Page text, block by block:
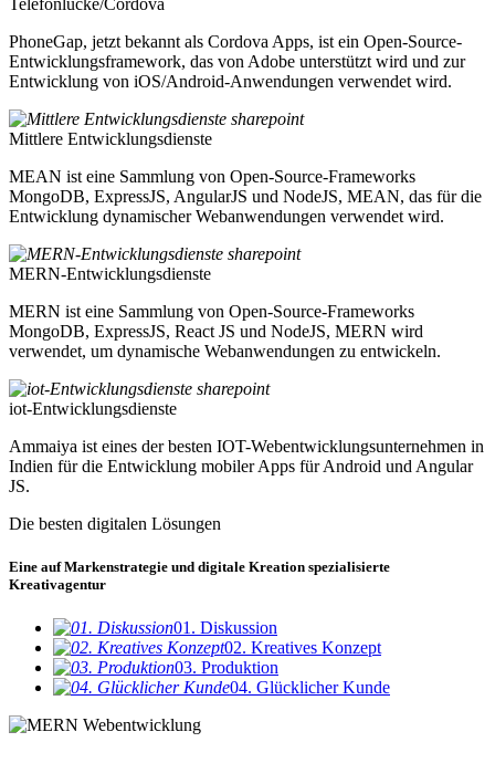
PhoneGap, jetzt bekannt als Cordova Apps, ist ein Open-Source-
Entwicklungsframework, das von Adobe unterstützt wird und zur
Entwicklung von iOS/Android-Anwendungen verwendet wird.
Mittlere Entwicklungsdienste
MEAN ist eine Sammlung von Open-Source-Frameworks
MongoDB, ExpressJS, AngularJS und NodeJS, MEAN, das für die
Entwicklung dynamischer Webanwendungen verwendet wird.
MERN-Entwicklungsdienste
MERN ist eine Sammlung von Open-Source-Frameworks
MongoDB, ExpressJS, React JS und NodeJS, MERN wird
verwendet, um dynamische Webanwendungen zu entwickeln.
iot-Entwicklungsdienste
Ammaiya ist eines der besten IOT-Webentwicklungsunternehmen in
Indien für die Entwicklung mobiler Apps für Android und Angular
JS.
Die besten digitalen Lösungen
Eine auf Markenstrategie und digitale Kreation spezialisierte
Kreativagentur
01. Diskussion
02. Kreatives Konzept
03. Produktion
04. Glücklicher Kunde